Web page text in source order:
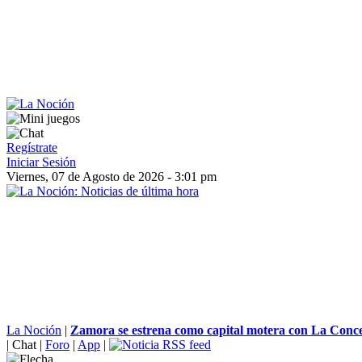
Regístrate
Iniciar Sesión
Viernes, 07 de Agosto de 2026 - 3:01 pm
La Noción | Zamora se estrena como capital motera con La
| Chat | Foro | App |